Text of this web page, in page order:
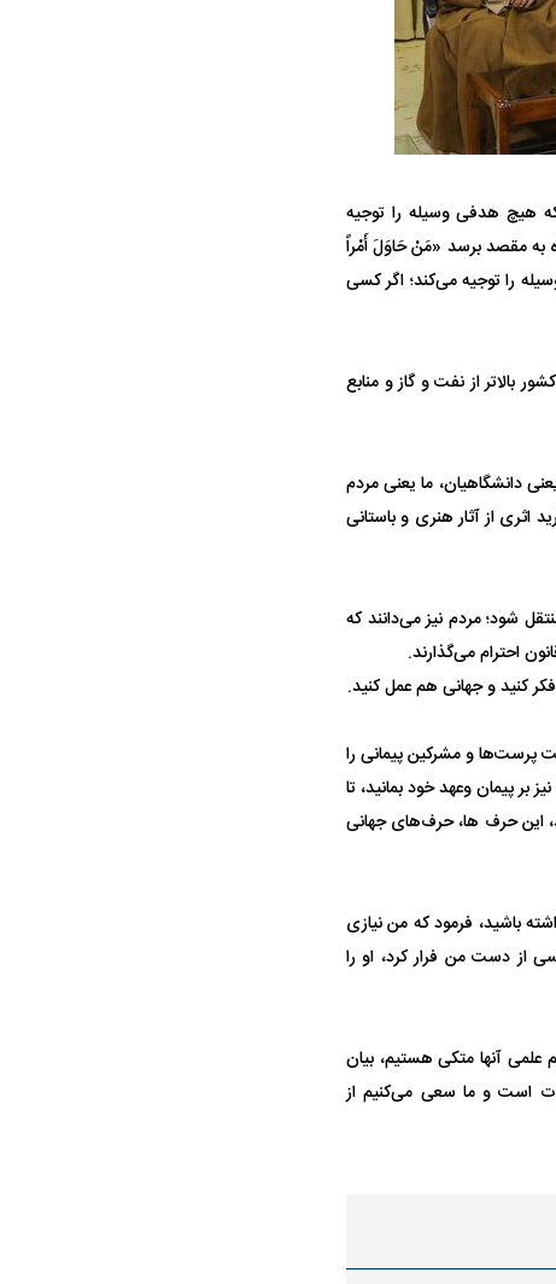
هیچ هدفی وسیله را توجیه
به مقصد برسد «مَنْ حَاوَلَ أَمْراً
را توجیه می‌کند؛ اگر کسی
بالاتر از نفت و گاز و منابع
دانشگاهیان، ما یعنی مردم
اثری از آثار هنری و باستانی
شود؛ مردم نیز می‌دانند که
احترام می‌گذارند.
کنید و جهانی هم عمل کنید.
بت پرست‌ها و مشرکین پیمانی را
بر پیمان وعهد خود بمانید، تا
این حرف ها، حرف‌های جهانی
باشید، فرمود که من نیازی
از دست من فرار کرد، او را
علمی آنها متکی هستیم، بیان
است و ما سعی می‌کنیم از
نسخه سریع‌تر، پنهان‌کارتر و
ایرانی | پهپاد انتحاری
هواپیمای مرموز E-11A BACN چیست؟
حمله ۶ سگ به کودک ۹ ساله در سنندج؛
صدا درآمد
استقلال منتفی شد؛
انتخاب تیم جدید
معضل بزرگ پرسپولیس؛ دنیل گرا حاضر
به فسخ قرارداد نیست